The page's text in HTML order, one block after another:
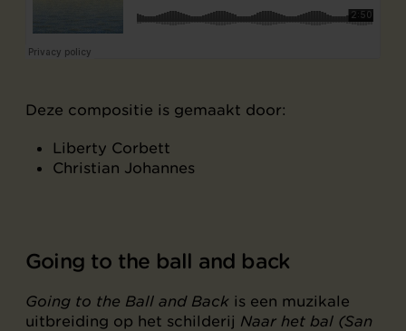
Deze compositie is gemaakt door:
Liberty Corbett
Christian Johannes
Going to the ball and back
Going to the Ball and Back is een muzikale
uitbreiding op het schilderij Naar het bal (San